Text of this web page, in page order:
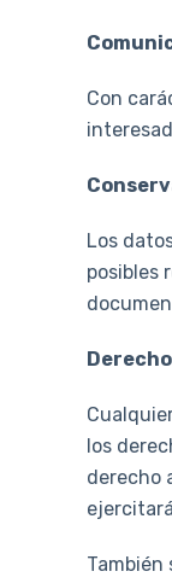
Con
Los
posibles
los
derecho
También